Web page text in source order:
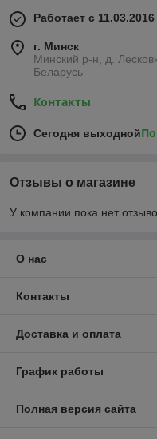
Работает с 11.03.2016
г. Минск
Минский р-н, д.
Беларусь
Контакты
Сегодня выходной
Отзывы о магазине
У компании пока нет
О нас
Контакты
Доставка и оплата
График работы
Полная версия сайта